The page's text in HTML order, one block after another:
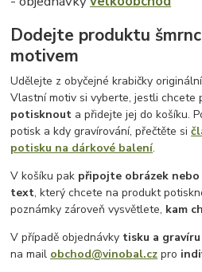
Dodejte produktu
motivem
Udělejte z obyčejné krabičky
Vlastní motiv si vyberte, jestli chcete
potisknout a přidejte jej do košíku.
potisk a kdy gravírování, přečtěte si
potisku na dárkové balení.
V košíku pak připojte obrázek
text, který chcete na produkt
poznámky zároveň vysvětlete, kam
V případě objednávky tisku a gravíru
na mail obchod@vinobal.cz pro